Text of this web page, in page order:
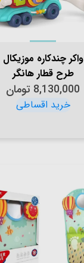
واکر چندکاره موزیکال
طرح قطار هانگر
huanger کد HE0839
8,130,000 تومان